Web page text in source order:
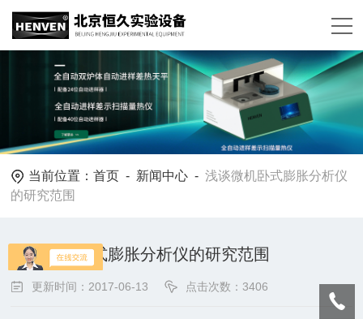
当前位置：首页 - 新闻中心 -浅谈微机卧式膨胀分析仪
的研究范围
浅谈微机卧式膨胀分析仪的研究范围
更新时间：2017-06-13 点击次数：3406